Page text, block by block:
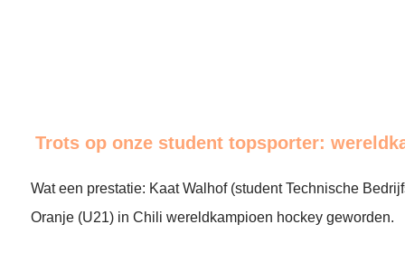
Trots op onze student topsporter:
Wat een prestatie: Kaat Walhof (student Technische
Oranje (U21) in Chili wereldkampioen hockey geworden.